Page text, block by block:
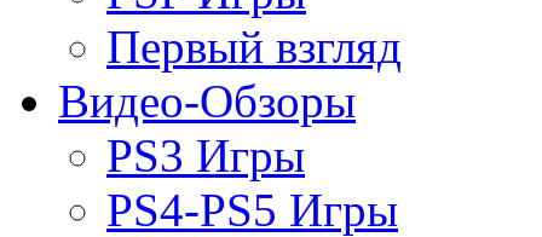
Первый взгляд
Видео-Обзоры
PS3 Игры
PS4-PS5 Игры